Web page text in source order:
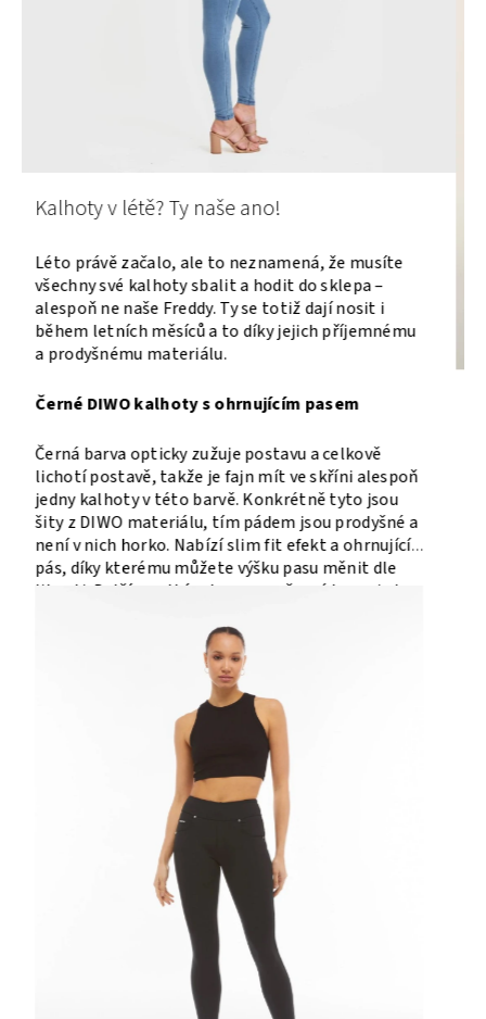
Freddy topy, které stojí za pozornost:
Freddy se sice specializuje na pohodlné push-up
kalhoty, ale na našem e-shopu toho najdete
mnohem víc. Proto jsme si pro vás tentokrát
připravili výběr některých našich topů, bundiček a
body.
Čtvercový top s efektem
Černý top se ve vaší skříni nikdy neztratí.
Konkrétně tento je kratší, s elegantním
čtvercovým výstřihem a zajímavým lesklým
efektem. Skvěle se hodí především ke kalhotám
vyšším pasem, doplnit jej můžete o koženou
bundičku, tmavou kabelku a outfit na každý běžný
den máte na světě.